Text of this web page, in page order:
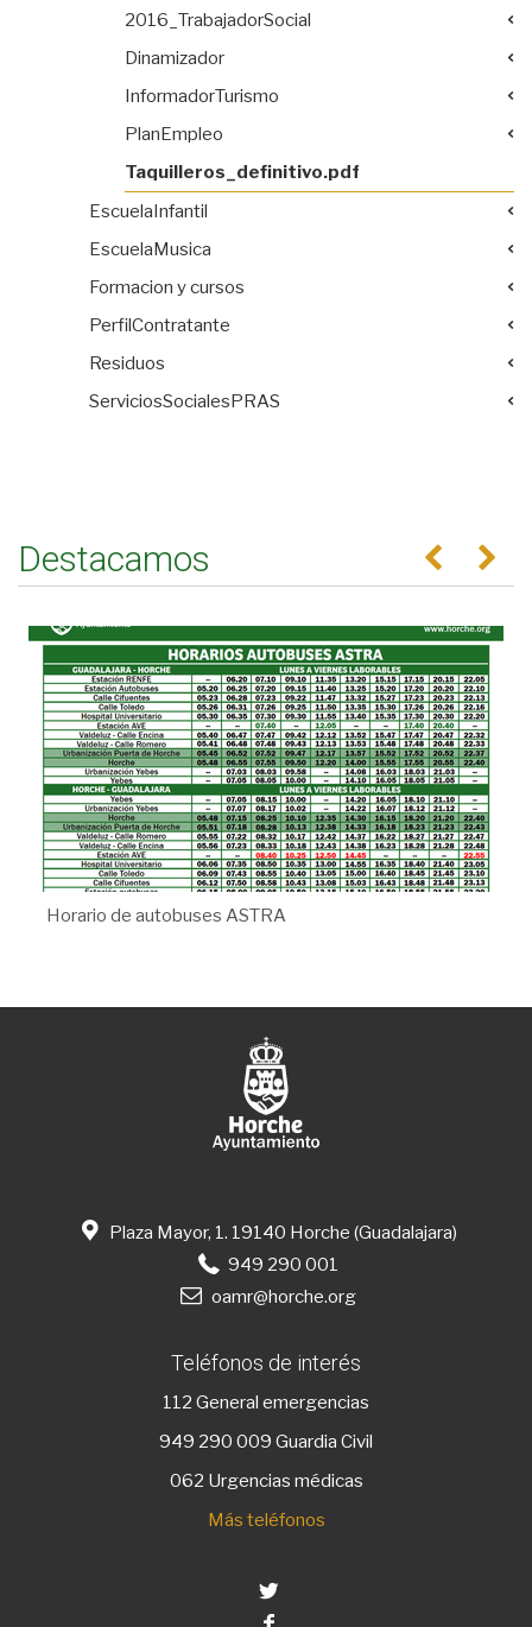
2016_TrabajadorSocial
Dinamizador
InformadorTurismo
PlanEmpleo
Taquilleros_definitivo.pdf
EscuelaInfantil
EscuelaMusica
Formacion y cursos
PerfilContratante
Residuos
ServiciosSocialesPRAS
Destacamos Anterior
Horario de autobuses ASTRA
Plaza Mayor, 1. 19140 Horche (Guadalajara)
949 290 001
oamr@horche.org
Teléfonos de interés
112 General emergencias
949 290 009 Guardia Civil
062 Urgencias médicas
Más teléfonos